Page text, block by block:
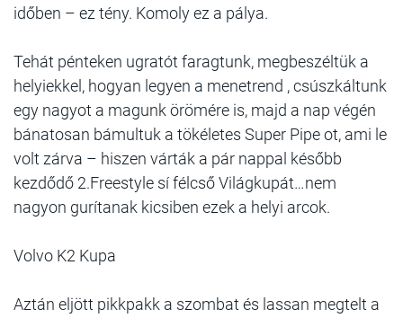
időben – ez tény. Komoly ez a pálya.
Tehát pénteken ugratót faragtunk, megbeszéltük a
helyiekkel, hogyan legyen a menetrend , csúszkáltunk
egy nagyot a magunk örömére is, majd a nap végén
bánatosan bámultuk a tökéletes Super Pipe ot, ami le
volt zárva – hiszen várták a pár nappal később
kezdődő 2.Freestyle sí félcső Világkupát…nem
nagyon gurítanak kicsiben ezek a helyi arcok.
Volvo K2 Kupa
Aztán eljött pikkpakk a szombat és lassan megtelt a